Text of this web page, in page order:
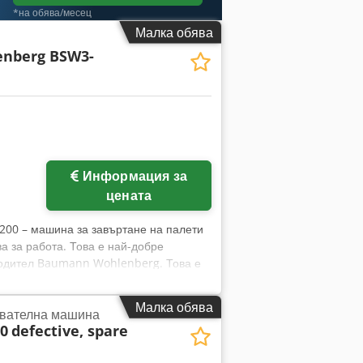
*на обява/месец
Малка обява
BSW3-
цената
– машина за завъртане на палети
за работа. Това е най-добре
Baumann Wohlenberg. Това е
1200 кг Тегло на
хидравлично задвижване.
за завъртане Тиха работа.
Малка обява
машина
defective, spare